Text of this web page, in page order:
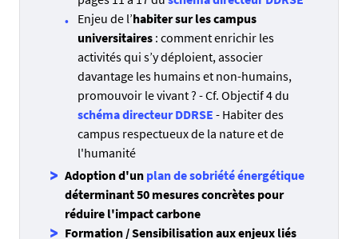
Enjeu de l’habiter sur les campus
universitaires : comment enrichir les
activités qui s’y déploient, associer
davantage les humains et non-humains,
promouvoir le vivant ? - Cf. Objectif 4 du
schéma directeur DDRSE - Habiter des
campus respectueux de la nature et de
l'humanité
Adoption d'un plan de sobriété énergétique
déterminant 50 mesures concrètes pour
réduire l'impact carbone
Formation / Sensibilisation aux enjeux liés